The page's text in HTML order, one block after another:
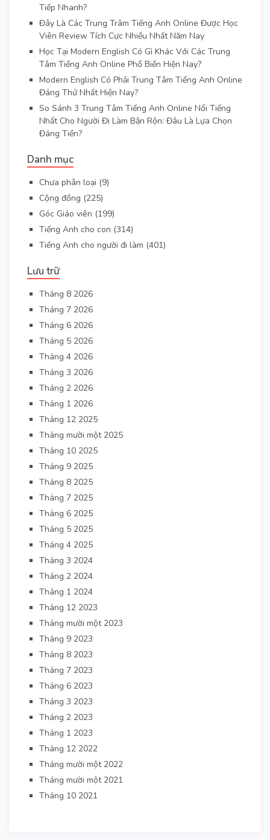
Tiếp Nhanh?
Đây Là Các Trung Trâm Tiếng Anh Online Được Học
Viên Review Tích Cực Nhiều Nhất Năm Nay
Học Tại Modern English Có Gì Khác Với Các Trung
Tâm Tiếng Anh Online Phổ Biến Hiện Nay?
Modern English Có Phải Trung Tâm Tiếng Anh Online
Đáng Thử Nhất Hiện Nay?
So Sánh 3 Trung Tâm Tiếng Anh Online Nổi Tiếng
Nhất Cho Người Đi Làm Bận Rộn: Đâu Là Lựa Chọn
Đáng Tiền?
Danh mục
Chưa phân loại (9)
Cộng đồng (225)
Góc Giáo viên (199)
Tiếng Anh cho con (314)
Tiếng Anh cho người đi làm (401)
Lưu trữ
Tháng 8 2026
Tháng 7 2026
Tháng 6 2026
Tháng 5 2026
Tháng 4 2026
Tháng 3 2026
Tháng 2 2026
Tháng 1 2026
Tháng 12 2025
Tháng mười một 2025
Tháng 10 2025
Tháng 9 2025
Tháng 8 2025
Tháng 7 2025
Tháng 6 2025
Tháng 5 2025
Tháng 4 2025
Tháng 3 2024
Tháng 2 2024
Tháng 1 2024
Tháng 12 2023
Tháng mười một 2023
Tháng 9 2023
Tháng 8 2023
Tháng 7 2023
Tháng 6 2023
Tháng 3 2023
Tháng 2 2023
Tháng 1 2023
Tháng 12 2022
Tháng mười một 2022
Tháng mười một 2021
Tháng 10 2021